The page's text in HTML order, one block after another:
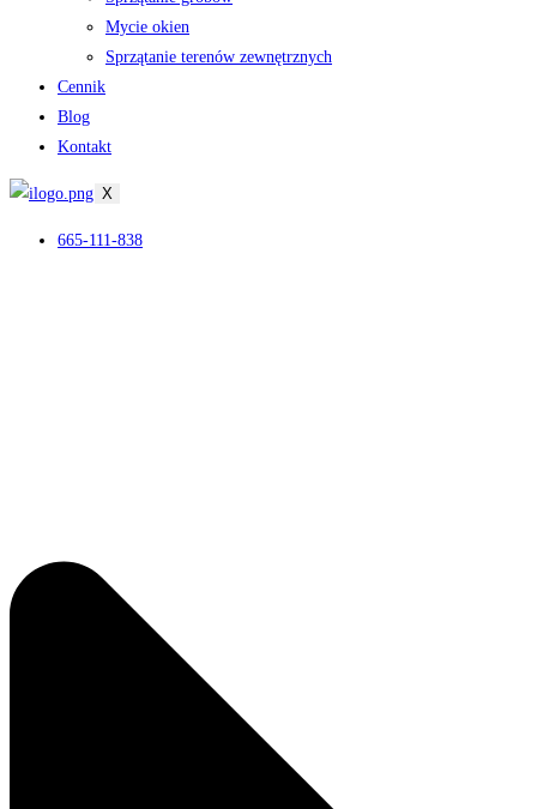
Mycie okien
Sprzątanie terenów zewnętrznych
Cennik
Blog
Kontakt
X
665-111-838